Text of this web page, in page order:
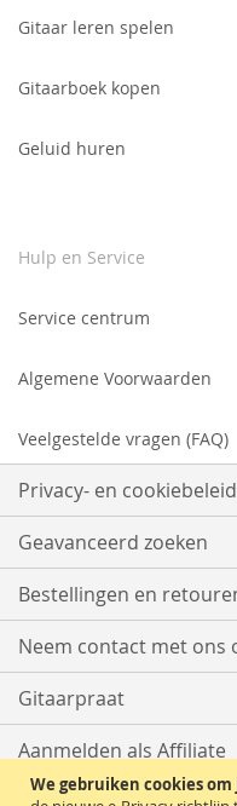
We gebruiken cookies
Gitaar leren spelen
Gitaarboek kopen
Geluid huren
Hulp en Service
Service centrum
Algemene Voorwaarden
Veelgestelde vragen (FAQ)
Privacy- en cookiebeleid
Geavanceerd zoeken
Bestellingen en
Neem contact met ons
Gitaarpraat
Aanmelden als Affiliate